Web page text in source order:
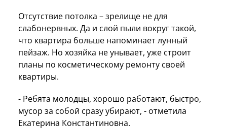
Отсутствие потолка – зрелище не для
слабонервных. Да и слой пыли вокруг такой,
что квартира больше напоминает лунный
пейзаж. Но хозяйка не унывает, уже строит
планы по косметическому ремонту своей
квартиры.
- Ребята молодцы, хорошо работают, быстро,
мусор за собой сразу убирают, - отметила
Екатерина Константиновна.